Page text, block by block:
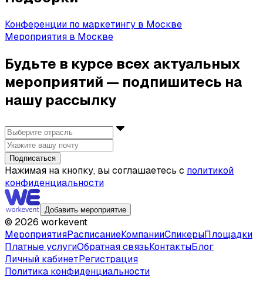
Конференции по маркетингу в Москве
Мероприятия в Москве
Будьте в курсе всех актуальных
мероприятий — подпишитесь на
нашу рассылку
Подписаться
Нажимая на кнопку, вы соглашаетесь с политикой
конфиденциальности
Добавить мероприятие
© 2026 workevent
МероприятияРасписаниеКомпанииСпикерыПлощадки
Платные услугиОбратная связьКонтактыБлог
Личный кабинетРегистрация
Политика конфиденциальности